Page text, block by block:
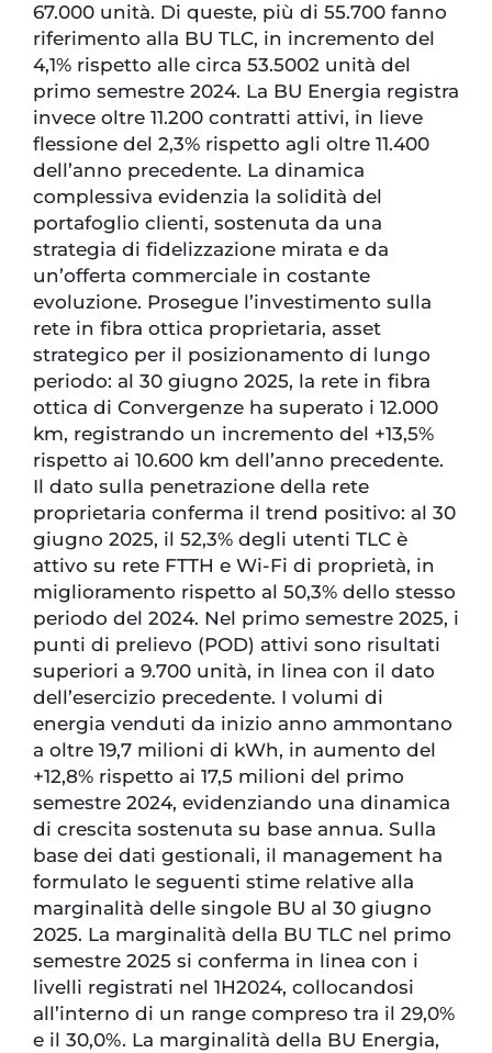
67.000 unità. Di queste, più di 55.700 fanno
riferimento alla BU TLC, in incremento del
4,1% rispetto alle circa 53.5002 unità del
primo semestre 2024. La BU Energia registra
invece oltre 11.200 contratti attivi, in lieve
flessione del 2,3% rispetto agli oltre 11.400
dell’anno precedente. La dinamica
complessiva evidenzia la solidità del
portafoglio clienti, sostenuta da una
strategia di fidelizzazione mirata e da
un’offerta commerciale in costante
evoluzione. Prosegue l’investimento sulla
rete in fibra ottica proprietaria, asset
strategico per il posizionamento di lungo
periodo: al 30 giugno 2025, la rete in fibra
ottica di Convergenze ha superato i 12.000
km, registrando un incremento del +13,5%
rispetto ai 10.600 km dell’anno precedente.
Il dato sulla penetrazione della rete
proprietaria conferma il trend positivo: al 30
giugno 2025, il 52,3% degli utenti TLC è
attivo su rete FTTH e Wi-Fi di proprietà, in
miglioramento rispetto al 50,3% dello stesso
periodo del 2024. Nel primo semestre 2025, i
punti di prelievo (POD) attivi sono risultati
superiori a 9.700 unità, in linea con il dato
dell’esercizio precedente. I volumi di
energia venduti da inizio anno ammontano
a oltre 19,7 milioni di kWh, in aumento del
+12,8% rispetto ai 17,5 milioni del primo
semestre 2024, evidenziando una dinamica
di crescita sostenuta su base annua. Sulla
base dei dati gestionali, il management ha
formulato le seguenti stime relative alla
marginalità delle singole BU al 30 giugno
2025. La marginalità della BU TLC nel primo
semestre 2025 si conferma in linea con i
livelli registrati nel 1H2024, collocandosi
all’interno di un range compreso tra il 29,0%
e il 30,0%. La marginalità della BU Energia,